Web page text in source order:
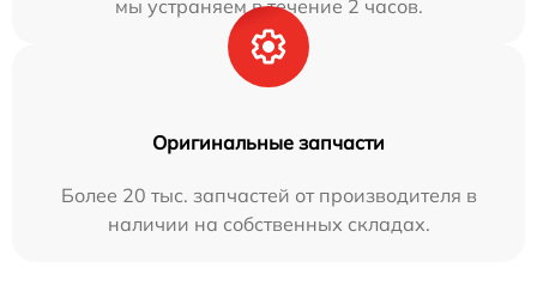
мы устраняем в течение 2 часов.
Оригинальные запчасти
Более 20 тыс. запчастей от производителя в
наличии на собственных складах.